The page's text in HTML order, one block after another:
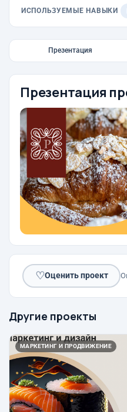
ИСПОЛЬЗУЕМЫЕ НАВЫКИ
Презентация
Презентация
♡Оценить проект
Другие проекты
МАРКЕТИНГ И ПРОДВИЖЕНИЕ